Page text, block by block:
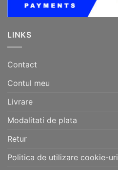
LINKS
Contact
Contul meu
Livrare
Modalitati de plata
Retur
Politica de utilizare cookie-uri